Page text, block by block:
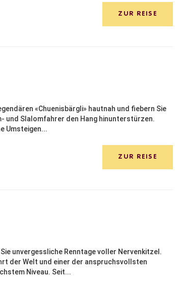
ZUR REISE
«Chuenisbärgli» hautnah und fiebern Sie
und Slalomfahrer den Hang hinunterstürzen.
Umsteigen...
ZUR REISE
unvergessliche Renntage voller Nervenkitzel.
der Welt und einer der anspruchsvollsten
Niveau. Seit...